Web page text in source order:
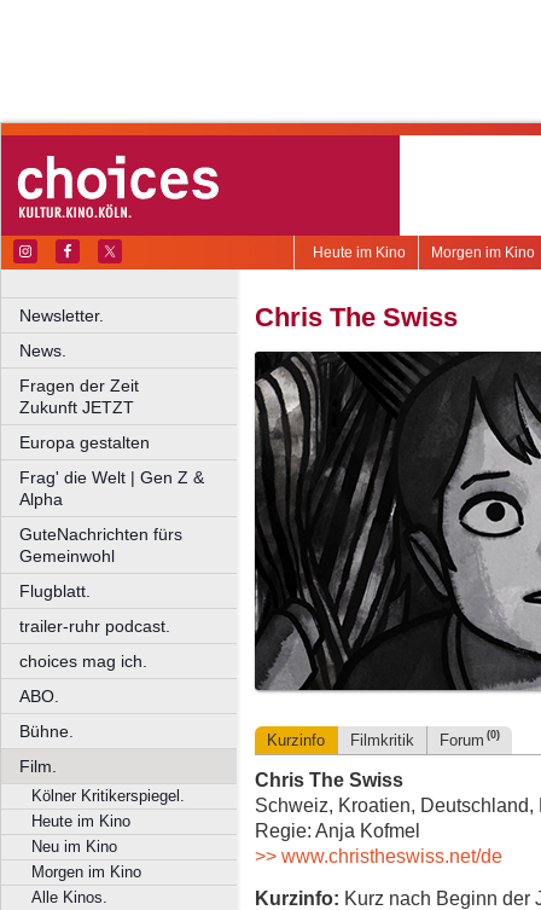
Morgen im Kino
Heute im Kino
Newsletter.
News.
Fragen der Zeit
Zukunft JETZT
Europa gestalten
Frag' die Welt | Gen Z &
Alpha
GuteNachrichten fürs
Gemeinwohl
Flugblatt.
trailer-ruhr podcast.
choices mag ich.
ABO.
Bühne.
Film.
Kölner Kritikerspiegel.
Heute im Kino
Neu im Kino
Morgen im Kino
Alle Kinos.
Chris The Swiss
Kurzinfo Filmkritik Forum (0)
Chris The Swiss
Schweiz, Kroatien,
Regie: Anja Kofmel
>> www.christheswiss.net/de
Kurzinfo: Kurz nach Beginn der